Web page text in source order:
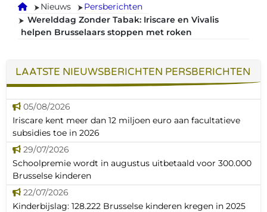
Onthaal
Nieuws
Persberichten
Werelddag Zonder Tabak: Iriscare en Vivalis
helpen Brusselaars stoppen met roken
LAATSTE NIEUWSBERICHTEN PERSBERICHTEN
05/08/2026
Iriscare kent meer dan 12 miljoen euro aan facultatieve
subsidies toe in 2026
29/07/2026
Schoolpremie wordt in augustus uitbetaald voor 300.000
Brusselse kinderen
22/07/2026
Kinderbijslag: 128.222 Brusselse kinderen kregen in 2025